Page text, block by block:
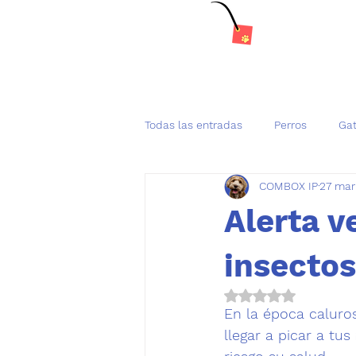
Todas las entradas Perros
Tenencia Responsable de
Alerta
COMBOX IP27
Obtuvo NaN de 5
En la época
llegar a picar a tus